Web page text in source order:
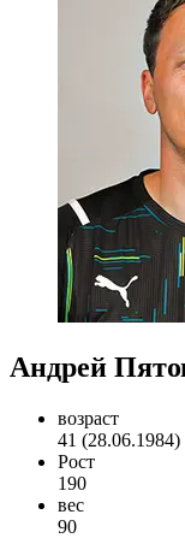
Андрей
возраст
41 (28.06.1984)
Рост
190
вес
90